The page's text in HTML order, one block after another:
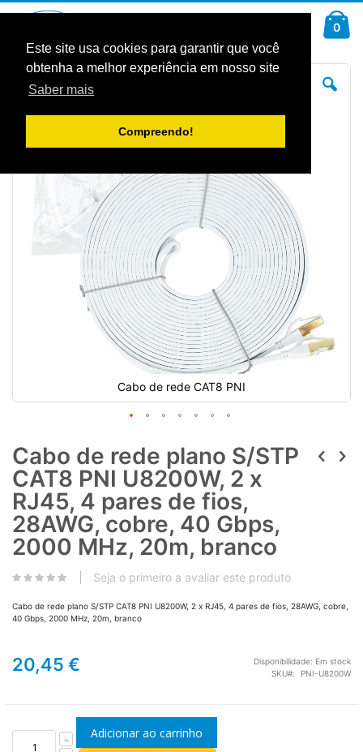
Este site usa cookies para garantir que você
obtenha a melhor experiência em nosso site
Saber mais
Compreendo!
Conteúdo
0
Saltar
Cabo de rede CAT8 PNI
Cabo de rede plano S/STP
CAT8 PNI U8200W, 2 x
RJ45, 4 pares de fios,
28AWG, cobre, 40 Gbps,
2000 MHz, 20m, branco
Seja o primeiro a avaliar este produto
Cabo de rede plano S/STP CAT8 PNI U8200W, 2 x RJ45, 4 pares de fios, 28AWG, cobre,
40 Gbps, 2000 MHz, 20m, branco
20,45 € Disponibilidade: Em stock
SKU
PNI-U8200W
Adicionar ao carrinho